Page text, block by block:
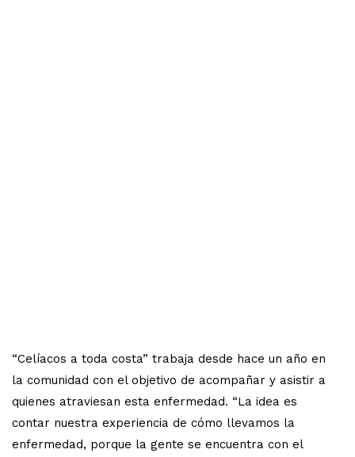
“Celíacos a toda costa” trabaja desde hace un año en
la comunidad con el objetivo de acompañar y asistir a
quienes atraviesan esta enfermedad. “La idea es
contar nuestra experiencia de cómo llevamos la
enfermedad, porque la gente se encuentra con el